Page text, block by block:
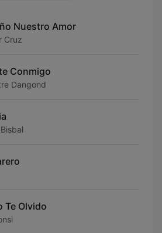
Nuestro Amor
Cruz
Conmigo
Dangond
Te Olvido